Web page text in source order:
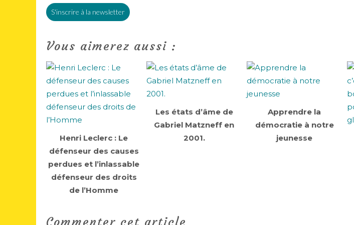
S'inscrire à la newsletter
Vous aimerez aussi :
Henri Leclerc : Le
défenseur des causes
perdues et l’inlassable
défenseur des droits
de l’Homme
Les états d’âme de
Gabriel Matzneff en
2001.
Apprendre la
démocratie à notre
jeunesse
Commenter cet article